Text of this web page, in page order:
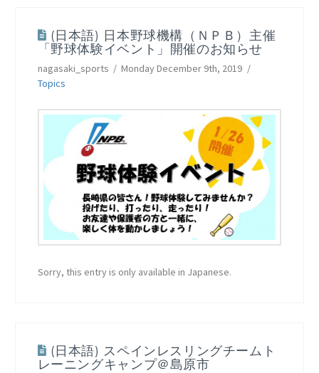
(日本語) 日本野球機構（ＮＰＢ）主催
「野球体験イベント」開催のお知らせ
nagasaki_sports
Monday December 9th, 2019
Topics
Sorry, this entry is only available in Japanese.
(日本語) スペインレスリングチームト
レーニングキャンプ＠島原市